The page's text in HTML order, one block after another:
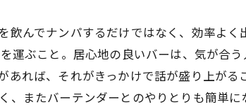
んでナンパするだけではなく、効率よく
運ぶこと。居心地の良いバーは、気が合
れば、それがきっかけで話が盛り上がる
またバーテンダーとのやりとりも簡単に